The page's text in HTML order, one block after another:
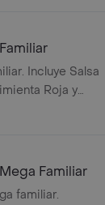
Incluye Salsa
Roja y
Familiar
familiar.